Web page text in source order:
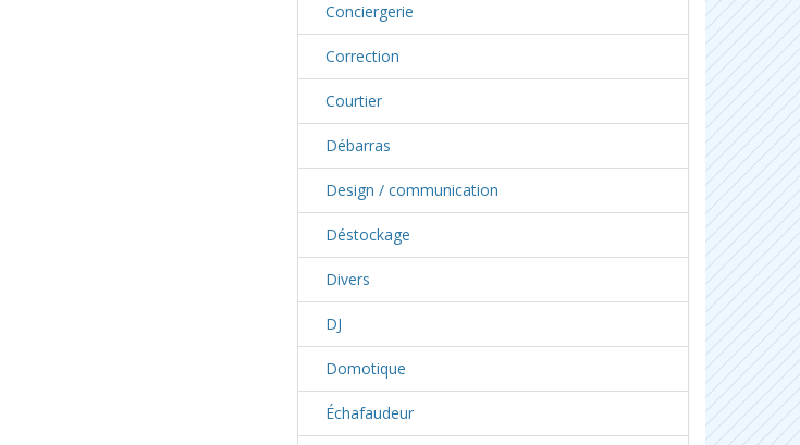
Conciergerie
Correction
Courtier
Débarras
Design / communication
Déstockage
Divers
DJ
Domotique
Échafaudeur